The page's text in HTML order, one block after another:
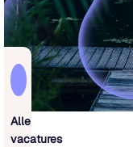
Alle
vacatures